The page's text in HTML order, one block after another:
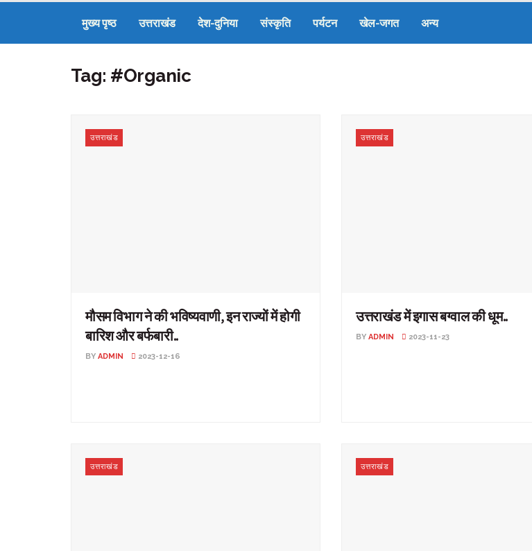
मुख्य पृष्ठ उत्तराखंड देश-दुनिया संस्कृति पर्यटन खेल-जगत अन्य
Tag: #Organic
उत्तराखंड
मौसम विभाग ने की भविष्यवाणी, इन राज्यों में होगी
बारिश और बर्फबारी..
BY ADMIN 2023-12-16
उत्तराखंड
उत्तराखंड में इगास बग्वाल की धूम..
BY ADMIN 2023-11-23
उत्तराखंड उत्तराखंड